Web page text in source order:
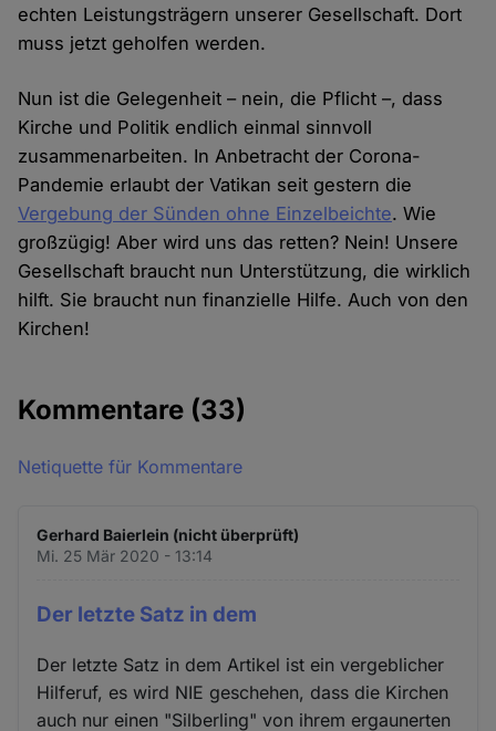
echten Leistungsträgern unserer Gesellschaft. Dort
muss jetzt geholfen werden.
Nun ist die Gelegenheit – nein, die Pflicht –, dass
Kirche und Politik endlich einmal sinnvoll
zusammenarbeiten. In Anbetracht der Corona-
Pandemie erlaubt der Vatikan seit gestern die
Vergebung der Sünden ohne Einzelbeichte. Wie
großzügig! Aber wird uns das retten? Nein! Unsere
Gesellschaft braucht nun Unterstützung, die wirklich
hilft. Sie braucht nun finanzielle Hilfe. Auch von den
Kirchen!
Kommentare (33)
Netiquette für Kommentare
Gerhard Baierlein (nicht überprüft)
Mi. 25 Mär 2020 - 13:14
Der letzte Satz in dem
Der letzte Satz in dem Artikel ist ein vergeblicher
Hilferuf, es wird NIE geschehen, dass die Kirchen
auch nur einen "Silberling" von ihrem ergaunerten